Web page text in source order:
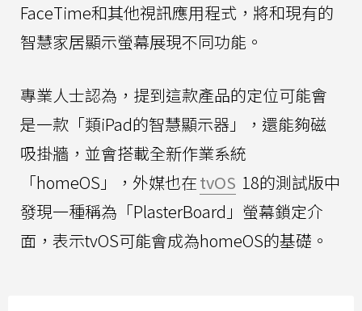
FaceTime和其他視訊應用程式，將和現有的
智慧家居顯示螢幕展現不同功能。
專業人士認為，提到這款產品的定位可能會
是一款「類iPad的智慧顯示器」，還能夠磁
吸掛牆，並會搭載全新作業系統
「homeOS」，外媒也在tvOS 18的測試版中
發現一種稱為「PlasterBoard」螢幕鎖定介
面，表示tvOS可能會成為homeOS的基礎。